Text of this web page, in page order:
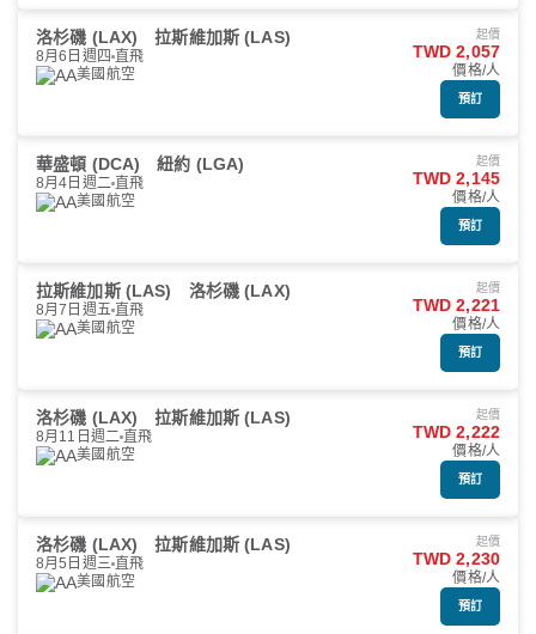
洛杉磯 (LAX) 拉斯維加斯 (LAS)
8月6日週四 直飛
美國航空
起價
TWD 2,057
價格/人
預訂
華盛頓 (DCA) 紐約 (LGA)
8月4日週二 直飛
美國航空
起價
TWD 2,145
價格/人
預訂
拉斯維加斯 (LAS) 洛杉磯 (LAX)
8月7日週五 直飛
美國航空
起價
TWD 2,221
價格/人
預訂
洛杉磯 (LAX) 拉斯維加斯 (LAS)
8月11日週二 直飛
美國航空
起價
TWD 2,222
價格/人
預訂
洛杉磯 (LAX) 拉斯維加斯 (LAS)
8月5日週三 直飛
美國航空
起價
TWD 2,230
價格/人
預訂